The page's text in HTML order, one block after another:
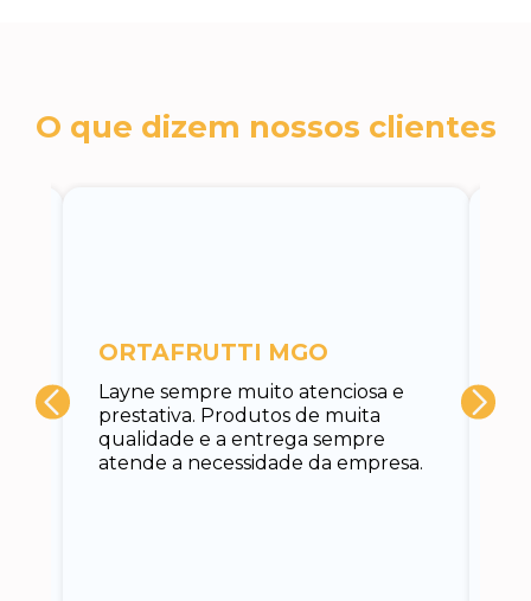
O que dizem nossos clientes
Layne sempre muito atenciosa e
prestativa. Produtos de muita
qualidade e a entrega sempre
atende a necessidade da empresa.
ORTAFRUTTI MGO